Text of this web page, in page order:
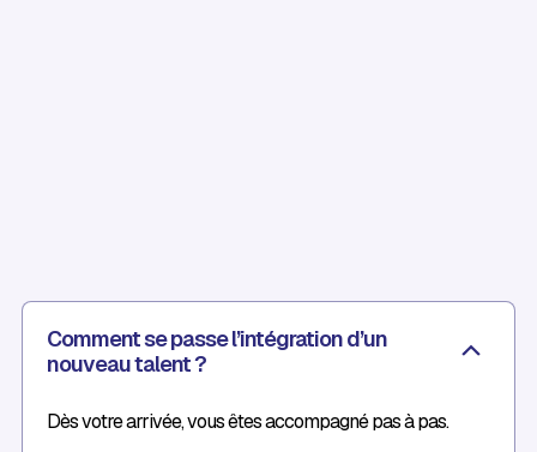
Comment se passe l’intégration d’un
nouveau talent ?
Dès votre arrivée, vous êtes accompagné pas à pas.